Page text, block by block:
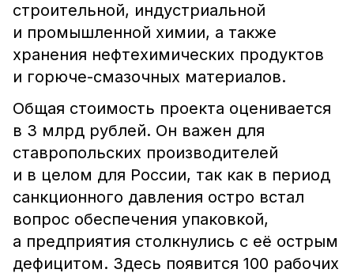
строительной, индустриальной
и промышленной химии, а также
хранения нефтехимических продуктов
и горюче-смазочных материалов.
Общая стоимость проекта оценивается
в 3 млрд рублей. Он важен для
ставропольских производителей
и в целом для России, так как в период
санкционного давления остро встал
вопрос обеспечения упаковкой,
а предприятия столкнулись с её острым
дефицитом. Здесь появится 100 рабочих